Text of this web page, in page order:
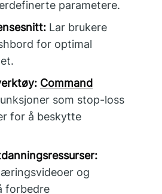
parametere.
Lar brukere
for optimal
Command
som stop-loss
for å beskytte
og
forbedre